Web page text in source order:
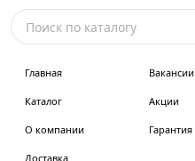
Главная
Каталог
О компании
Доставка
Вакансии
Акции
Гарантия